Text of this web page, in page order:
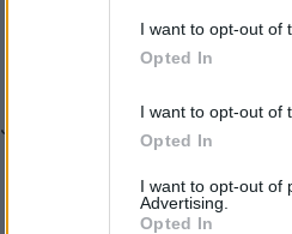
I want to opt-out of
Opted In
I want to opt-out of
Opted In
I want to opt-out of
Advertising.
Opted In
July 11, 2023